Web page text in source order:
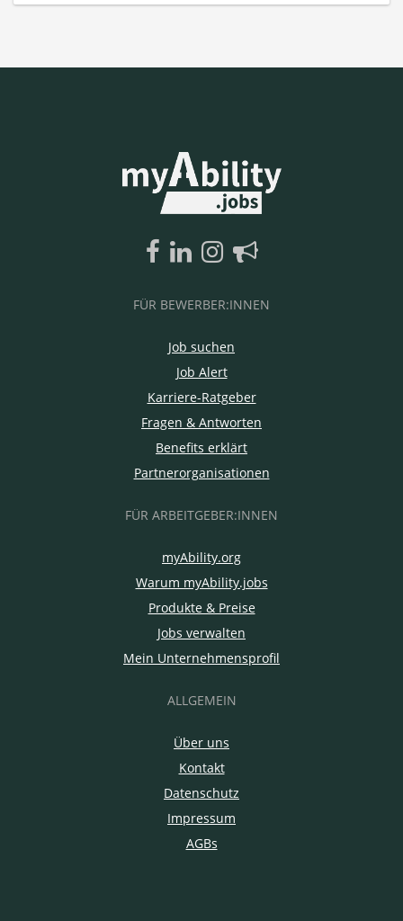
FÜR BEWERBER:INNEN
Job suchen
Job Alert
Karriere-Ratgeber
Fragen & Antworten
Benefits erklärt
Partnerorganisationen
FÜR ARBEITGEBER:INNEN
myAbility.org
Warum myAbility.jobs
Produkte & Preise
Jobs verwalten
Mein Unternehmensprofil
ALLGEMEIN
Über uns
Kontakt
Datenschutz
Impressum
AGBs